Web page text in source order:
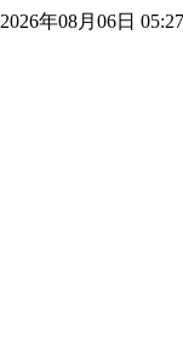
2026年08月06日